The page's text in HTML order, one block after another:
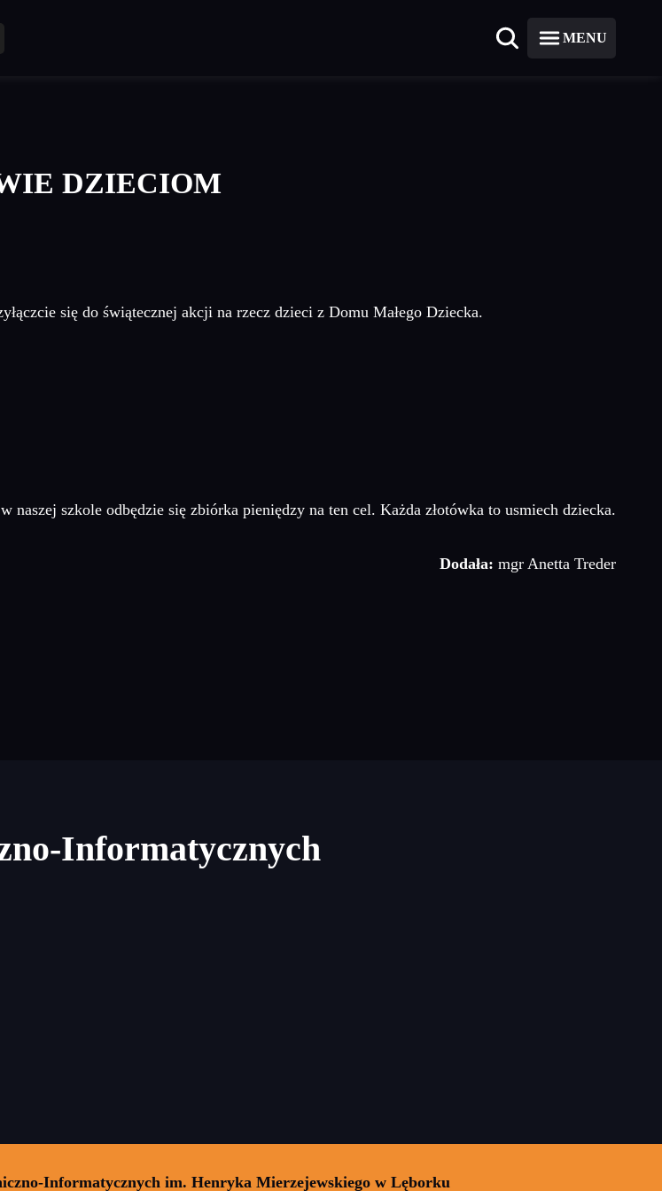
MENU
DZIECIOM
się do świątecznej akcji na rzecz dzieci z Domu Małego Dziecka.
naszej szkole odbędzie się zbiórka pieniędzy na ten cel. Każda złotówka to usmiech dziecka.
Dodała: mgr Anetta Treder
Informatycznych
Informatycznych im. Henryka Mierzejewskiego w Lęborku